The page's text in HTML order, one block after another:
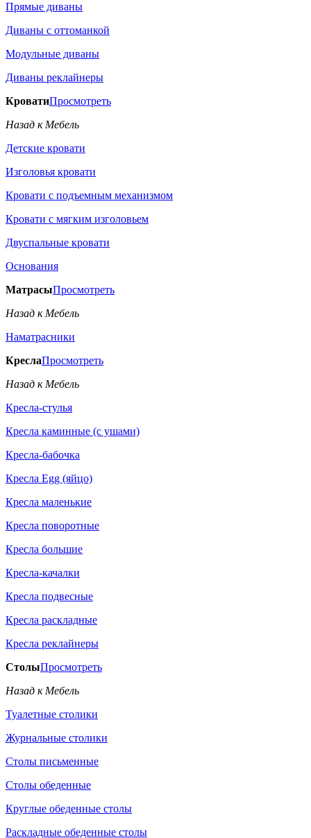
Прямые диваны
Диваны с оттоманкой
Модульные диваны
Диваны реклайнеры
КроватиПросмотреть
Назад к Мебель
Детские кровати
Изголовья кровати
Кровати с подъемным механизмом
Кровати с мягким изголовьем
Двуспальные кровати
Основания
МатрасыПросмотреть
Назад к Мебель
Наматрасники
КреслаПросмотреть
Назад к Мебель
Кресла-стулья
Кресла каминные (с ушами)
Кресла-бабочка
Кресла Egg (яйцо)
Кресла маленькие
Кресла поворотные
Кресла большие
Кресла-качалки
Кресла подвесные
Кресла раскладные
Кресла реклайнеры
СтолыПросмотреть
Назад к Мебель
Туалетные столики
Журнальные столики
Столы письменные
Столы обеденные
Круглые обеденные столы
Раскладные обеденные столы